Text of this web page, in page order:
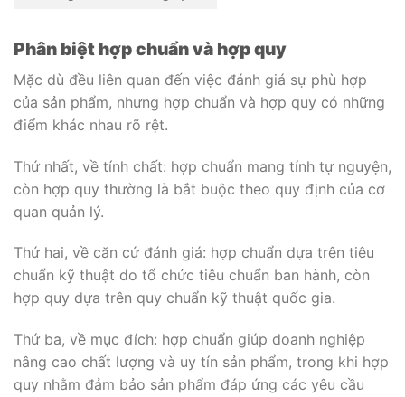
Phân biệt hợp chuẩn và hợp quy
Mặc dù đều liên quan đến việc đánh giá sự phù hợp
của sản phẩm, nhưng hợp chuẩn và hợp quy có những
điểm khác nhau rõ rệt.
Thứ nhất, về tính chất: hợp chuẩn mang tính tự nguyện,
còn hợp quy thường là bắt buộc theo quy định của cơ
quan quản lý.
Thứ hai, về căn cứ đánh giá: hợp chuẩn dựa trên tiêu
chuẩn kỹ thuật do tổ chức tiêu chuẩn ban hành, còn
hợp quy dựa trên quy chuẩn kỹ thuật quốc gia.
Thứ ba, về mục đích: hợp chuẩn giúp doanh nghiệp
nâng cao chất lượng và uy tín sản phẩm, trong khi hợp
quy nhằm đảm bảo sản phẩm đáp ứng các yêu cầu